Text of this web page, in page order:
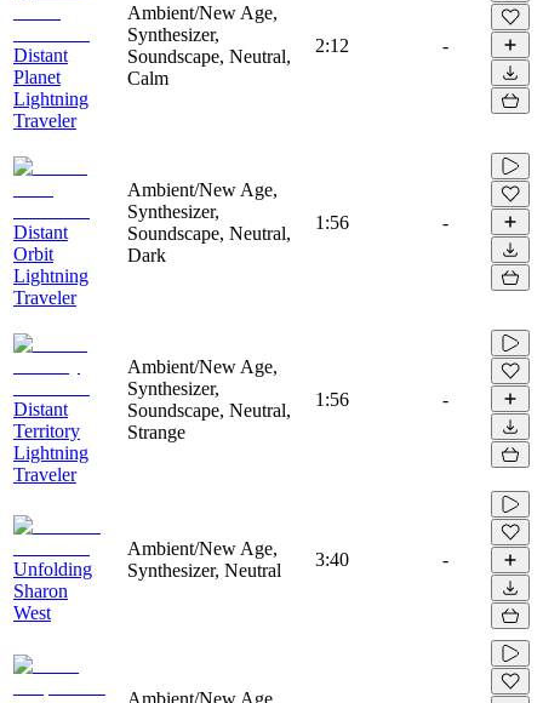
Distant
Planet
Lightning
Traveler
Ambient/New Age,
Synthesizer,
Soundscape, Neutral,
Calm
2:12 -
Distant
Orbit
Lightning
Traveler
Ambient/New Age,
Synthesizer,
Soundscape, Neutral,
Dark
1:56 -
Distant
Territory
Lightning
Traveler
Ambient/New Age,
Synthesizer,
Soundscape, Neutral,
Strange
1:56 -
Unfolding
Sharon
West
Ambient/New Age,
Synthesizer, Neutral
3:40 -
Ambient/New Age,